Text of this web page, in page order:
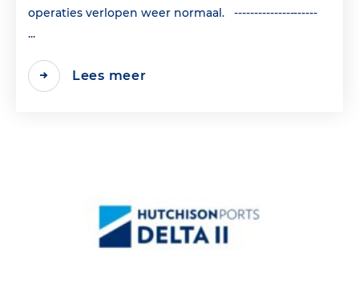
operaties verlopen weer normaal. ---------------------
...
Lees meer